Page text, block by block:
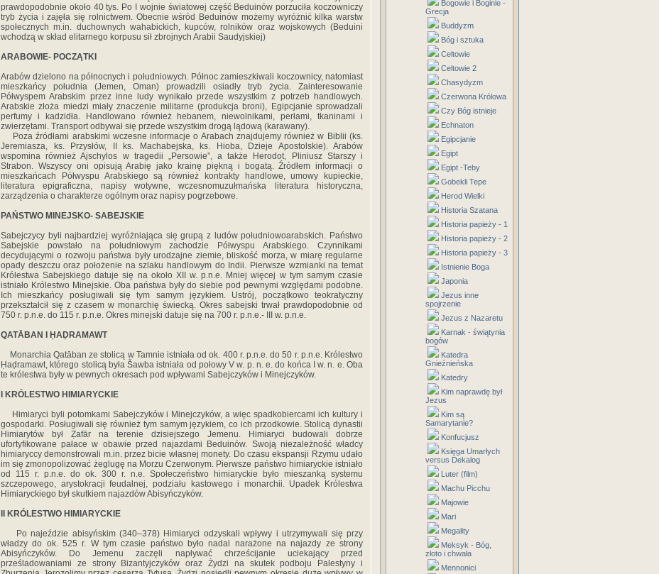
prawdopodobnie około 40 tys. Po I wojnie światowej część Beduinów porzuciła koczowniczy
tryb życia i zajęła się rolnictwem. Obecnie wśród Beduinów możemy wyróżnić kilka warstw
społecznych m.in. duchownych wahabickich, kupców, rolników oraz wojskowych (Beduini
wchodzą w skład elitarnego korpusu sił zbrojnych Arabii Saudyjskiej)
ARABOWIE- POCZĄTKI
Arabów dzielono na północnych i południowych. Północ zamieszkiwali koczownicy, natomiast
mieszkańcy południa (Jemen, Oman) prowadzili osiadły tryb życia. Zainteresowanie
Półwyspem Arabskim przez inne ludy wynikało przede wszystkim z potrzeb handlowych.
Arabskie złoża miedzi miały znaczenie militarne (produkcja broni), Egipcjanie sprowadzali
perfumy i kadzidła. Handlowano również hebanem, niewolnikami, perłami, tkaninami i
zwierzętami. Transport odbywał się przede wszystkim drogą lądową (karawany).
Poza źródłami arabskimi wczesne informacje o Arabach znajdujemy również w Biblii (ks.
Jeremiasza, ks. Przysłów, II ks. Machabejska, ks. Hioba, Dzieje Apostolskie). Arabów
wspomina również Ajschylos w tragedii „Persowie”, a także Herodot, Pliniusz Starszy i
Strabon. Wszyscy oni opisują Arabię jako krainę piękną i bogatą. Źródłem informacji o
mieszkańcach Półwyspu Arabskiego są również kontrakty handlowe, umowy kupieckie,
literatura epigraficzna, napisy wotywne, wczesnomuzułmańska literatura historyczna,
zarządzenia o charakterze ogólnym oraz napisy pogrzebowe.
PAŃSTWO MINEJSKO- SABEJSKIE
Sabejczycy byli najbardziej wyróżniająca się grupą z ludów południowoarabskich. Państwo
Sabejskie powstało na południowym zachodzie Półwyspu Arabskiego. Czynnikami
decydującymi o rozwoju państwa były urodzajne ziemie, bliskość morza, w miarę regularne
opady deszczu oraz położenie na szlaku handlowym do Indii. Pierwsze wzmianki na temat
Królestwa Sabejskiego datuje się na około XII w. p.n.e. Mniej więcej w tym samym czasie
istniało Królestwo Minejskie. Oba państwa były do siebie pod pewnymi względami podobne.
Ich mieszkańcy posługiwali się tym samym językiem. Ustrój, początkowo teokratyczny
przekształcił się z czasem w monarchię świecką. Okres sabejski trwał prawdopodobnie od
750 r. p.n.e. do 115 r. p.n.e. Okres minejski datuje się na 700 r. p.n.e.- III w. p.n.e.
QATĀBAN I ḤAḌRAMAWT
Monarchia Qatāban ze stolicą w Tamnie istniała od ok. 400 r. p.n.e. do 50 r. p.n.e. Królestwo
Ḥaḍramawt, którego stolicą była Šawba istniała od połowy V w. p. n. e. do końca I w. n. e. Oba
te królestwa były w pewnych okresach pod wpływami Sabejczyków i Minejczyków.
I KRÓLESTWO HIMIARYCKIE
Himiaryci byli potomkami Sabejczyków i Minejczyków, a więc spadkobiercami ich kultury i
gospodarki. Posługiwali się również tym samym językiem, co ich przodkowie. Stolicą dynastii
Himiarytów był Ẓafār na terenie dzisiejszego Jemenu. Himiaryci budowali dobrze
ufortyfikowane pałace w obawie przed najazdami Beduinów. Swoją niezależność władcy
himiaryccy demonstrowali m.in. przez bicie własnej monety. Do czasu ekspansji Rzymu udało
im się zmonopolizować żeglugę na Morzu Czerwonym. Pierwsze państwo himiaryckie istniało
od 115 r. p.n.e. do ok. 300 r. n.e. Społeczeństwo himiaryckie było mieszanką systemu
szczepowego, arystokracji feudalnej, podziału kastowego i monarchii. Upadek Królestwa
Himiaryckiego był skutkiem najazdów Abisyńczyków.
II KRÓLESTWO HIMIARYCKIE
Po najeździe abisyńskim (340–378) Himiaryci odzyskali wpływy i utrzymywali się przy
władzy do ok. 525 r. W tym czasie państwo było nadal narażone na najazdy ze strony
Abisyńczyków. Do Jemenu zaczęli napływać chrześcijanie uciekający przed
prześladowaniami ze strony Bizantyjczyków oraz Żydzi na skutek podboju Palestyny i
Bogowie i Boginie -
Grecja
Buddyzm
Bóg i sztuka
Celtowie
Celtowie 2
Chasydyzm
Czerwona Królowa
Czy Bóg istnieje
Echnaton
Egipcjanie
Egipt
Egipt -Teby
Gobekli Tepe
Herod Wielki
Historia Szatana
Historia papieży - 1
Historia papieży - 2
Historia papieży - 3
Istnienie Boga
Japonia
Jezus inne
spojrzenie
Jezus z Nazaretu
Karnak - świątynia
bogów
Katedra
Gnieźnieńska
Katedry
Kim naprawdę był
Jezus
Kim są
Samarytanie?
Konfucjusz
Księga Umarłych
versus Dekalog
Luter (film)
Machu Picchu
Majowie
Mari
Megality
Meksyk - Bóg,
złoto i chwała
Mennonici